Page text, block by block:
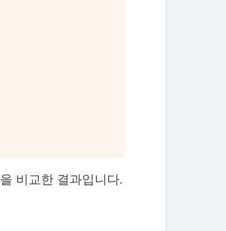
비교한 결과입니다.